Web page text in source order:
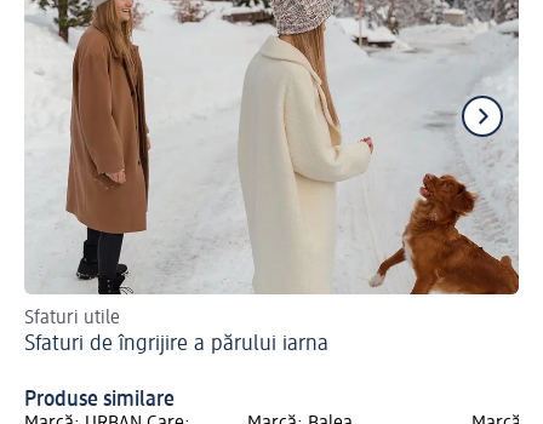
Sfaturi utile
Sfaturi de îngrijire a părului iarna
Produse similare